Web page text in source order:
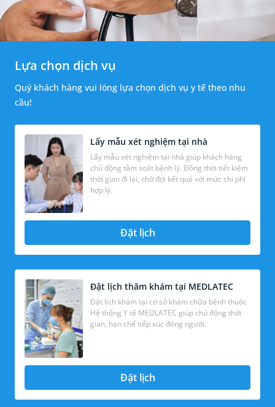
Lựa chọn dịch vụ
Quý khách hàng vui lòng lựa chọn dịch vụ y tế theo nhu
cầu!
Lấy mẫu xét nghiệm tại nhà
Lấy mẫu xét nghiệm tại nhà giúp khách hàng
chủ động tầm soát bệnh lý. Đồng thời tiết kiệm
thời gian đi lại, chờ đợi kết quả với mức chi phí
hợp lý.
Đặt lịch
Đặt lịch thăm khám tại MEDLATEC
Đặt lịch khám tại cơ sở khám chữa bệnh thuộc
Hệ thống Y tế MEDLATEC giúp chủ động thời
gian, hạn chế tiếp xúc đông người.
Đặt lịch